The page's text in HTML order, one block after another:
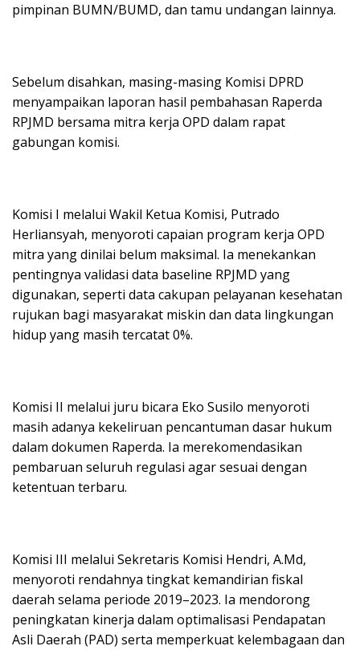
pimpinan BUMN/BUMD, dan tamu undangan lainnya.
Sebelum disahkan, masing-masing Komisi DPRD
menyampaikan laporan hasil pembahasan Raperda
RPJMD bersama mitra kerja OPD dalam rapat
gabungan komisi.
Komisi I melalui Wakil Ketua Komisi, Putrado
Herliansyah, menyoroti capaian program kerja OPD
mitra yang dinilai belum maksimal. Ia menekankan
pentingnya validasi data baseline RPJMD yang
digunakan, seperti data cakupan pelayanan kesehatan
rujukan bagi masyarakat miskin dan data lingkungan
hidup yang masih tercatat 0%.
Komisi II melalui juru bicara Eko Susilo menyoroti
masih adanya kekeliruan pencantuman dasar hukum
dalam dokumen Raperda. Ia merekomendasikan
pembaruan seluruh regulasi agar sesuai dengan
ketentuan terbaru.
Komisi III melalui Sekretaris Komisi Hendri, A.Md,
menyoroti rendahnya tingkat kemandirian fiskal
daerah selama periode 2019–2023. Ia mendorong
peningkatan kinerja dalam optimalisasi Pendapatan
Asli Daerah (PAD) serta memperkuat kelembagaan dan